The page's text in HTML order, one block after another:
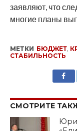
заявляют, что
многие планы
МЕТКИ БЮДЖЕТ,
СТАБИЛЬНОСТЬ
СМОТРИТЕ